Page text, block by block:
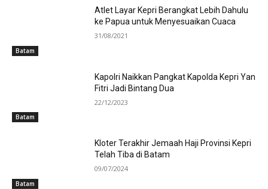
Batam
Atlet Layar Kepri Berangkat Lebih Dahulu
ke Papua untuk Menyesuaikan Cuaca
31/08/2021
Batam
Kapolri Naikkan Pangkat Kapolda Kepri Yan
Fitri Jadi Bintang Dua
22/12/2023
Batam
Kloter Terakhir Jemaah Haji Provinsi Kepri
Telah Tiba di Batam
09/07/2024